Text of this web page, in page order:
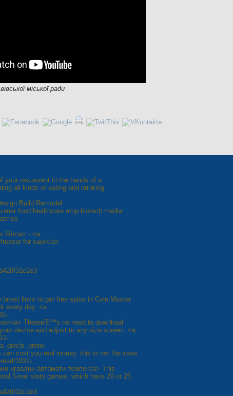
міської ради
your restaurant in the hands of a
all kinds of eating and drinking
Build Remodel
food healthcare amp biotech media
Mortarr - <a
for sale</a>
links to get free spins in Coin Master
every day. <a
a> ThereвЂ™s no need to download
device and adjust to any size screen. <a
cost you real money, this is not the case
1831-
игрални автомати темпе</a> This
5-reel slots games, which have 20 or 25